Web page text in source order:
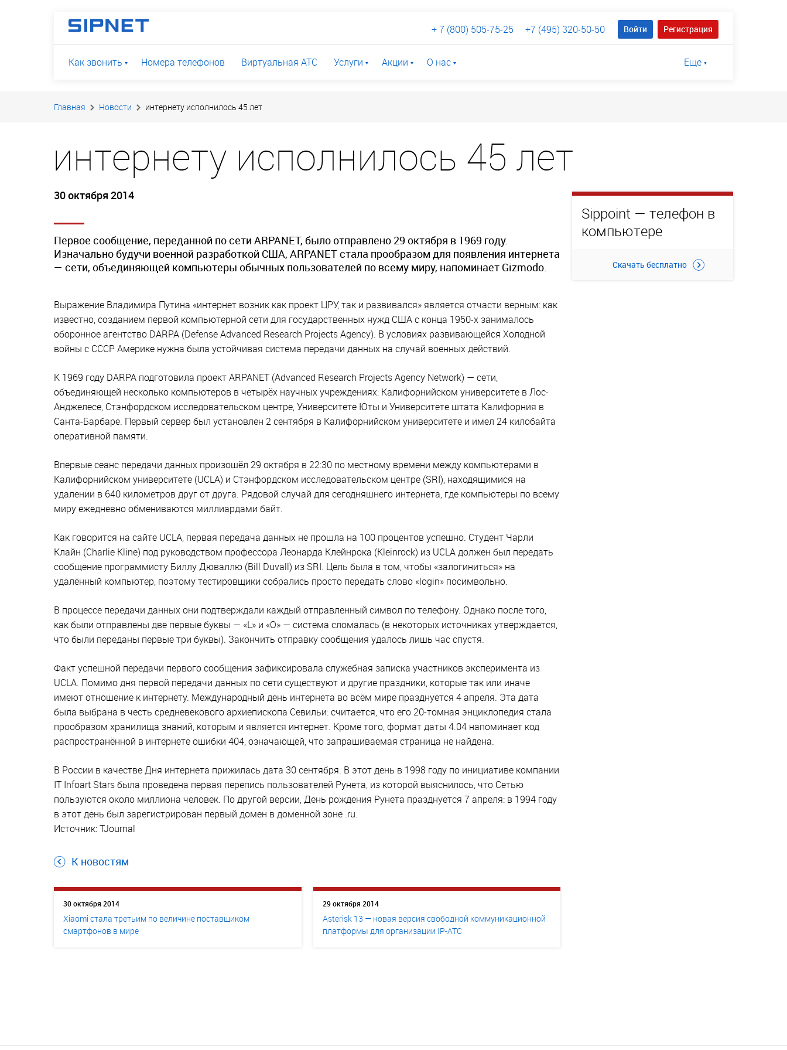
Войти Регистрация
+ 7 (800) 505-75-25 +7 (495) 320-50-50
Еще
Как звонить Номера телефонов Виртуальная АТС Услуги Акции О нас
Главная Новости интернету исполнилось 45 лет
интернету исполнилось 45 лет
30 октября 2014
Первое сообщение, переданной по сети ARPANET, было отправлено 29 октября в 1969 году.
Изначально будучи военной разработкой США, ARPANET стала прообразом для появления интернета
— сети, объединяющей компьютеры обычных пользователей по всему миру, напоминает Gizmodo.
Выражение Владимира Путина «интернет возник как проект ЦРУ, так и развивался» является отчасти верным: как
известно, созданием первой компьютерной сети для государственных нужд США с конца 1950-х занималось
оборонное агентство DARPA (Defense Advanced Research Projects Agency). В условиях развивающейся Холодной
войны с СССР Америке нужна была устойчивая система передачи данных на случай военных действий.
К 1969 году DARPA подготовила проект ARPANET (Advanced Research Projects Agency Network) — сети,
объединяющей несколько компьютеров в четырёх научных учреждениях: Калифорнийском университете в Лос-
Анджелесе, Стэнфордском исследовательском центре, Университете Юты и Университете штата Калифорния в
Санта-Барбаре. Первый сервер был установлен 2 сентября в Калифорнийском университете и имел 24 килобайта
оперативной памяти.
Впервые сеанс передачи данных произошёл 29 октября в 22:30 по местному времени между компьютерами в
Калифорнийском университете (UCLA) и Стэнфордском исследовательском центре (SRI), находящимися на
удалении в 640 километров друг от друга. Рядовой случай для сегодняшнего интернета, где компьютеры по всему
миру ежедневно обмениваются миллиардами байт.
Как говорится на сайте UCLA, первая передача данных не прошла на 100 процентов успешно. Студент Чарли
Клайн (Charlie Kline) под руководством профессора Леонарда Клейнрока (Kleinrock) из UCLA должен был передать
сообщение программисту Биллу Дюваллю (Bill Duvall) из SRI. Цель была в том, чтобы «залогиниться» на
удалённый компьютер, поэтому тестировщики собрались просто передать слово «login» посимвольно.
В процессе передачи данных они подтверждали каждый отправленный символ по телефону. Однако после того,
как были отправлены две первые буквы — «L» и «O» — система сломалась (в некоторых источниках утверждается,
что были переданы первые три буквы). Закончить отправку сообщения удалось лишь час спустя.
Факт успешной передачи первого сообщения зафиксировала служебная записка участников эксперимента из
UCLA. Помимо дня первой передачи данных по сети существуют и другие праздники, которые так или иначе
имеют отношение к интернету. Международный день интернета во всём мире празднуется 4 апреля. Эта дата
была выбрана в честь средневекового архиепископа Севильи: считается, что его 20-томная энциклопедия стала
прообразом хранилища знаний, которым и является интернет. Кроме того, формат даты 4.04 напоминает код
распространённой в интернете ошибки 404, означающей, что запрашиваемая страница не найдена.
В России в качестве Дня интернета прижилась дата 30 сентября. В этот день в 1998 году по инициативе компании
IT Infoart Stars была проведена первая перепись пользователей Рунета, из которой выяснилось, что Сетью
пользуются около миллиона человек. По другой версии, День рождения Рунета празднуется 7 апреля: в 1994 году
в этот день был зарегистрирован первый домен в доменной зоне .ru.
Источник: TJournal
К новостям
30 октября 2014
Xiaomi стала третьим по величине поставщиком
смартфонов в мире
29 октября 2014
Asterisk 13 — новая версия свободной коммуникационной
платформы для организации IP-АТС
Sippoint — телефон в
компьютере
Скачать бесплатно